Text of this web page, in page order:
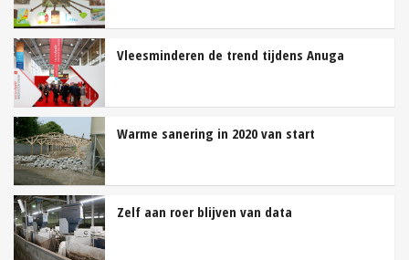
Vleesminderen de trend tijdens Anuga
Warme sanering in 2020 van start
Zelf aan roer blijven van data